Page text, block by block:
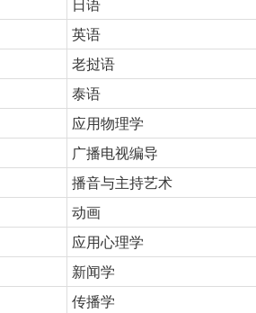
日语
英语
老挝语
泰语
应用物理学
广播电视编导
播音与主持艺术
动画
应用心理学
新闻学
传播学